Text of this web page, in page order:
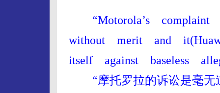
“Motorola’s
without merit and
itself against baseless
“摩托罗拉的诉讼是毫无